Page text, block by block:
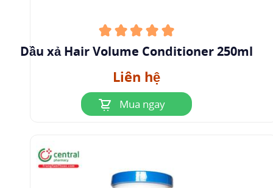
Dầu xả Hair Volume Conditioner 250ml
Liên hệ
Mua ngay